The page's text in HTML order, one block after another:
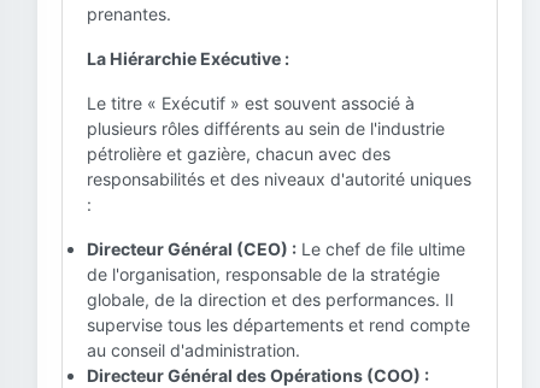
prenantes.
La Hiérarchie Exécutive :
Le titre « Exécutif » est souvent associé à
plusieurs rôles différents au sein de l'industrie
pétrolière et gazière, chacun avec des
responsabilités et des niveaux d'autorité uniques
:
Directeur Général (CEO) : Le chef de file ultime
de l'organisation, responsable de la stratégie
globale, de la direction et des performances. Il
supervise tous les départements et rend compte
au conseil d'administration.
Directeur Général des Opérations (COO) :